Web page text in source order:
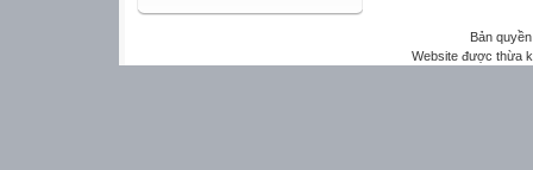
Bản
Website được thừa